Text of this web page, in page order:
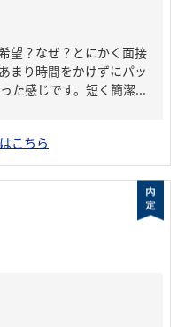
望？なぜ？とにかく面接
まり時間をかけずにパッ
た感じです。短く簡潔...
こちら